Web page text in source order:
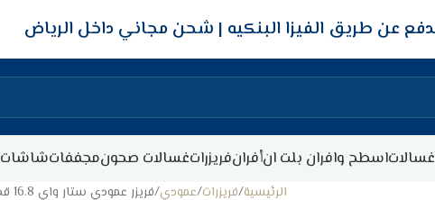
شحن مجاني داخل الرياض
غسالاتاسطح وافران بلت انأفرانفريزراتغسالات صحونمجففاتشاشات
الرئيسية فريزرات عمودي فريزر عمودي ستار واي 16.8 قدم – فضي